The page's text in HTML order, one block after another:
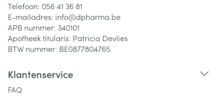
Telefoon: 056 41 36 81
E-mailadres: info@dpharma.be
APB nummer: 340101
Apotheek titularis: Patricia Devlies
BTW nummer: BE0877804765
Klantenservice
FAQ